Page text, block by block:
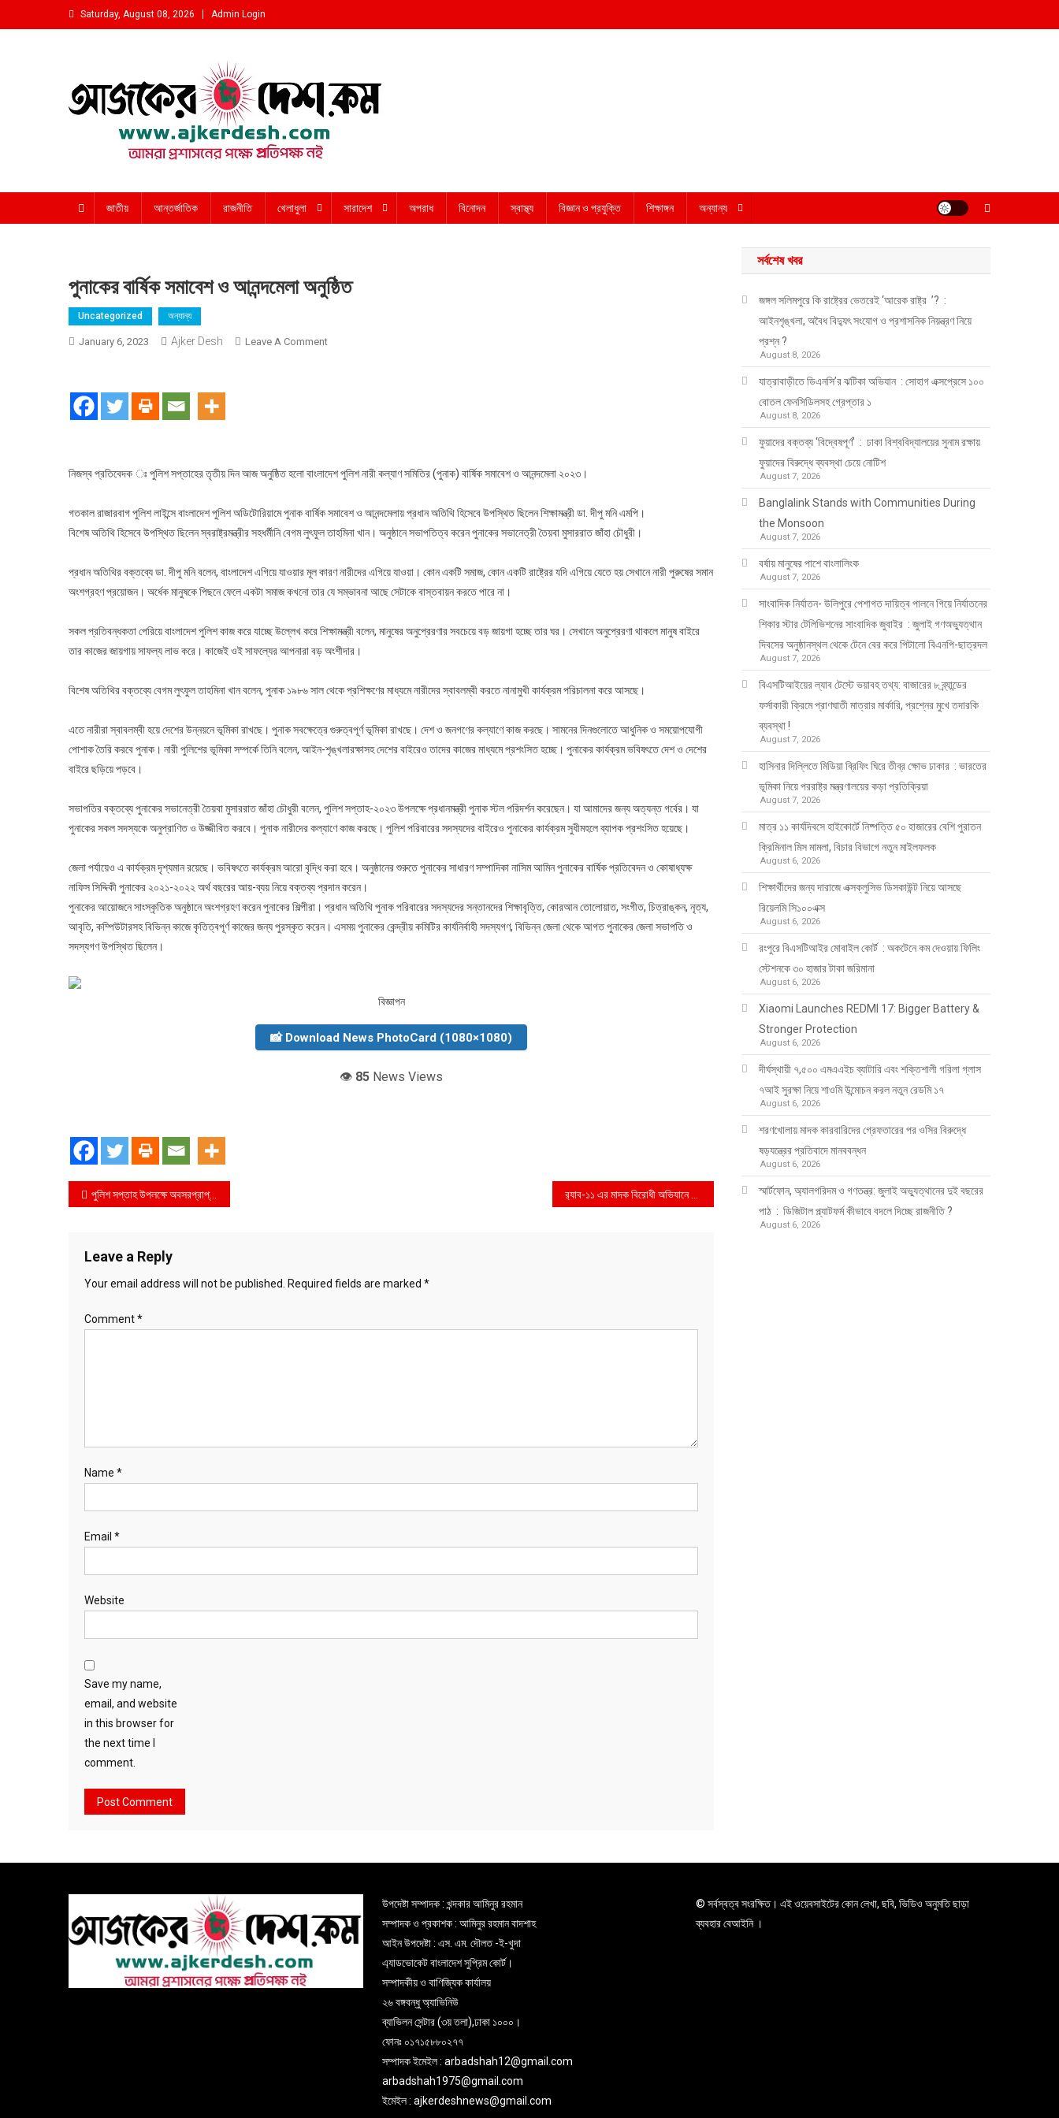
to
Saturday, August 08, 2026 Admin Login
জাতীয় আন্তর্জাতিক রাজনীতি খেলাধুলা সারাদেশ অপরাধ বিনোদন স্বাস্থ্য বিজ্ঞান ও প্রযুক্তি শিক্ষাঙ্গন অন্যান্য
পুনাকের বার্ষিক সমাবেশ ও আনন্দমেলা অনুষ্ঠিত
Uncategorized অন্যান্য
January 6, 2023 Ajker Desh Leave A CommentOn
নিজস্ব প্রতিবেদক ঃ পুলিশ সপ্তাহের তৃতীয় দিন আজ অনুষ্ঠিত হলো বাংলাদেশ পুলিশ নারী কল্যাণ সমিতির (পুনাক) বার্ষিক সমাবেশ ও আনন্দমেলা ২০২৩।
গতকাল রাজারবাগ পুলিশ লাইন্সে বাংলাদেশ পুলিশ অডিটোরিয়ামে পুনাক বার্ষিক সমাবেশ ও আনন্দমেলায় প্রধান অতিথি হিসেবে উপস্থিত ছিলেন শিক্ষামন্ত্রী ডা. দীপু মনি এমপি।
বিশেষ অতিথি হিসেবে উপস্থিত ছিলেন স্বরাষ্ট্রমন্ত্রীর সহধর্মীনি বেগম লুৎফুল তাহমিনা খান। অনুষ্ঠানে সভাপতিত্ব করেন পুনাকের সভানেত্রী তৈয়বা মুসাররাত জাঁহা চৌধুরী।
প্রধান অতিথির বক্তব্যে ডা. দীপু মনি বলেন, বাংলাদেশ এগিয়ে যাওয়ার মূল কারণ নারীদের এগিয়ে যাওয়া। কোন একটি সমাজ, কোন একটি রাষ্ট্রের যদি এগিয়ে যেতে হয় সেখানে নারী পুরুষের সমান
অংশগ্রহণ প্রয়োজন। অর্ধেক মানুষকে পিছনে ফেলে একটা সমাজ কখনো তার যে সম্ভাবনা আছে সেটাকে বাস্তবায়ন করতে পারে না।
সকল প্রতিবন্ধকতা পেরিয়ে বাংলাদেশ পুলিশ কাজ করে যাচ্ছে উল্লেখ করে শিক্ষামন্ত্রী বলেন, মানুষের অনুপ্রেরণার সবচেয়ে বড় জায়গা হচ্ছে তার ঘর। সেখানে অনুপ্রেরণা থাকলে মানুষ বাইরে
তার কাজের জায়গায় সাফল্য লাভ করে। কাজেই ওই সাফল্যের আপনারা বড় অংশীদার।
বিশেষ অতিথির বক্তব্যে বেগম লুৎফুল তাহমিনা খান বলেন, পুনাক ১৯৮৬ সাল থেকে প্রশিক্ষণের মাধ্যমে নারীদের স্বাবলম্বী করতে নানামুখী কার্যক্রম পরিচালনা করে আসছে।
এতে নারীরা স্বাবলম্বী হয়ে দেশের উন্নয়নে ভূমিকা রাখছে। পুনাক সবক্ষেত্রে গুরুত্বপূর্ণ ভূমিকা রাখছে। দেশ ও জনগণের কল্যাণে কাজ করছে। সামনের দিনগুলোতে আধুনিক ও সময়োপযোগী
পোশাক তৈরি করবে পুনাক। নারী পুলিশের ভূমিকা সম্পর্কে তিনি বলেন, আইন-শৃঙ্খলারক্ষাসহ দেশের বাইরেও তাদের কাজের মাধ্যমে প্রশংসিত হচ্ছে। পুনাকের কার্যক্রম ভবিষৎতে দেশ ও দেশের
বাইরে ছড়িয়ে পড়বে।
সভাপতির বক্তব্যে পুনাকের সভানেত্রী তৈয়বা মুসাররাত জাঁহা চৌধুরী বলেন, পুলিশ সপ্তাহ-২০২৩ উপলক্ষে প্রধানমন্ত্রী পুনাক স্টল পরিদর্শন করেছেন। যা আমাদের জন্য অত্যন্ত গর্বের। যা
পুনাকের সকল সদস্যকে অনুপ্রাণিত ও উজ্জীবিত করবে। পুনাক নারীদের কল্যাণে কাজ করছে। পুলিশ পরিবারের সদস্যদের বাইরেও পুনাকের কার্যক্রম সুধীমহলে ব্যাপক প্রশংসিত হয়েছে।
জেলা পর্যায়েও এ কার্যক্রম দৃশ্যমান রয়েছে। ভবিষৎতে কার্যক্রম আরো বৃদ্ধি করা হবে। অনুষ্ঠানের শুরুতে পুনাকের সাধারণ সম্পাদিকা নাসিম আমিন পুনাকের বার্ষিক প্রতিবেদন ও কোষাধ্যক্ষ
নাফিস সিদ্দিকী পুনাকের ২০২১-২০২২ অর্থ বছরের আয়-ব্যয় নিয়ে বক্তব্য প্রদান করেন।
পুনাকের আয়োজনে সাংস্কৃতিক অনুষ্ঠানে অংশগ্রহণ করেন পুনাকের শিল্পীরা। প্রধান অতিথি পুনাক পরিবারের সদস্যদের সন্তানদের শিক্ষাবৃত্তি, কোরআন তোলোয়াত, সংগীত, চিত্রাঙ্কন, নৃত্য,
আবৃতি, কম্পিউটারসহ বিভিন্ন কাজে কৃতিত্বপূর্ণ কাজের জন্য পুরস্কৃত করেন। এসময় পুনাকের কেন্দ্রীয় কমিটির কার্যনির্বাহী সদস্যগণ, বিভিন্ন জেলা থেকে আগত পুনাকের জেলা সভাপতি ও
সদস্যগণ উপস্থিত ছিলেন।
বিজ্ঞাপন
📸 Download News PhotoCard (1080×1080)
👁️ 85 News Views
Post
পুলিশ সপ্তাহ উপলক্ষে অবসরপ্রাপ্ত পুলিশ কর্মকর্তাদের সাথে কর্মরত পুলিশ কর্মকর্তাদের পুনর্মিলনী অনুষ্ঠান অনুষ্ঠিত
Leave a Reply
Your email address will not be published. Required fields are marked *
Comment*
Name *
Email *
Website
Save my name,
email, and website
in this browser for
the next time I
comment.
সর্বশেষ খবর
জঙ্গল সলিমপুরে কি রাষ্ট্রের ভেতরেই ‘আরেক রাষ্ট্র ’? :
আইনশৃঙ্খলা, অবৈধ বিদ্যুৎ সংযোগ ও প্রশাসনিক নিয়ন্ত্রণ নিয়ে
প্রশ্ন ?
August 8, 2026
যাত্রাবাড়ীতে ডিএনসি’র ঝটিকা অভিযান : সোহাগ এক্সপ্রেসে ১০০
বোতল ফেনসিডিলসহ গ্রেপ্তার ১
August 8, 2026
ফুয়াদের বক্তব্য ‘বিদ্বেষপূর্ণ’ : ঢাকা বিশ্ববিদ্যালয়ের সুনাম রক্ষায়
ফুয়াদের বিরুদ্ধে ব্যবস্থা চেয়ে নোটিশ
August 7, 2026
Banglalink Stands with Communities During
the Monsoon
August 7, 2026
বর্ষায় মানুষের পাশে বাংলালিংক
August 7, 2026
সাংবাদিক নির্যাতন- উলিপুরে পেশাগত দায়িত্ব পালনে গিয়ে নির্যাতনের
শিকার স্টার টেলিভিশনের সাংবাদিক জুবাইর : জুলাই গণঅভ্যুত্থান
দিবসের অনুষ্ঠানস্থল থেকে টেনে বের করে পিটালো বিএনপি-ছাত্রদল
August 7, 2026
বিএসটিআইয়ের ল্যাব টেস্টে ভয়াবহ তথ্য: বাজারের ৮ ব্র্যান্ডের
ফর্সাকারী ক্রিমে প্রাণঘাতী মাত্রার মার্কারি, প্রশ্নের মুখে তদারকি
ব্যবস্থা !
August 7, 2026
হাসিনার দিল্লিতে মিডিয়া ব্রিফিং ঘিরে তীব্র ক্ষোভ ঢাকার : ভারতের
ভূমিকা নিয়ে পররাষ্ট্র মন্ত্রণালয়ের কড়া প্রতিক্রিয়া
August 7, 2026
মাত্র ১১ কার্যদিবসে হাইকোর্টে নিষ্পত্তি ৫০ হাজারের বেশি পুরাতন
ক্রিমিনাল মিস মামলা, বিচার বিভাগে নতুন মাইলফলক
August 6, 2026
শিক্ষার্থীদের জন্য দারাজে এক্সক্লুসিভ ডিসকাউন্ট নিয়ে আসছে
রিয়েলমি সি১০০এক্স
August 6, 2026
রংপুরে বিএসটিআইর মোবাইল কোর্ট : অকটেনে কম দেওয়ায় ফিলিং
স্টেশনকে ৩০ হাজার টাকা জরিমানা
August 6, 2026
Xiaomi Launches REDMI 17: Bigger Battery &
Stronger Protection
August 6, 2026
দীর্ঘস্থায়ী ৭,৫০০ এমএএইচ ব্যাটারি এবং শক্তিশালী গরিলা গ্লাস
৭আই সুরক্ষা নিয়ে শাওমি উন্মোচন করল নতুন রেডমি ১৭
August 6, 2026
শরণখোলায় মাদক কারবারিদের গ্রেফতারের পর ওসির বিরুদ্ধে
ষড়যন্ত্রের প্রতিবাদে মানববন্ধন
August 6, 2026
স্মার্টফোন, অ্যালগরিদম ও গণতন্ত্র: জুলাই অভ্যুত্থানের দুই বছরের
পাঠ : ডিজিটাল প্ল্যাটফর্ম কীভাবে বদলে দিচ্ছে রাজনীতি ?
August 6, 2026
উপদেষ্টা সম্পাদক : খন্দকার আমিনুর রহমান
সম্পাদক ও প্রকাশক : আমিনুর রহমান বাদশাহ
আইন উপদেষ্টা : এস. এম. দৌলত -ই-খুদা
এ্যাডভোকেট বাংলাদেশ সুপ্রিম কোর্ট।
সম্পাদকীয় ও বাণিজ্যিক কার্যালয়
২৬ বঙ্গবন্ধু অ্যাভিনিউ
ব্যাভিলন সেন্টার (৩য় তলা),ঢাকা ১০০০।
ফোনঃ ০১৭১৫৮৮০২৭৭
সম্পাদক ইমেইল : arbadshah12@gmail.com
arbadshah1975@gmail.com
ইমেইল : ajkerdeshnews@gmail.com
© সর্বস্বত্ব সংরক্ষিত। এই ওয়েবসাইটের কোন লেখা, ছবি, ভিডিও অনুমতি ছাড়া
ব্যবহার বেআইনি ।